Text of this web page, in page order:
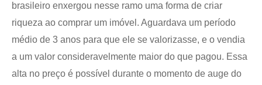
brasileiro enxergou nesse ramo uma forma de criar
riqueza ao comprar um imóvel. Aguardava um período
médio de 3 anos para que ele se valorizasse, e o vendia
a um valor consideravelmente maior do que pagou. Essa
alta no preço é possível durante o momento de auge do